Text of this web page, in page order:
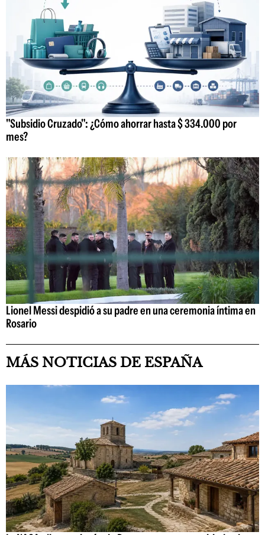
"Subsidio Cruzado": ¿Cómo ahorrar hasta $ 334.000 por
mes?
Lionel Messi despidió a su padre en una ceremonia íntima en
Rosario
MÁS NOTICIAS DE ESPAÑA